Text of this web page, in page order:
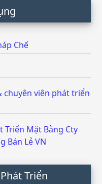
Chế
chuyên viên phát triển
Triển Mặt Bằng Cty
Bán Lẻ VN
Triển